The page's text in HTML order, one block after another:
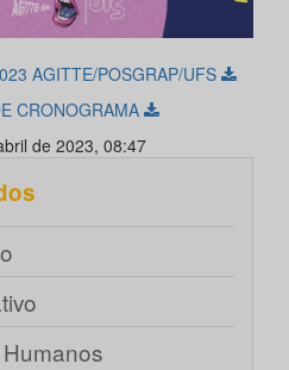
AGITTE/POSGRAP/UFS
CRONOGRAMA
de 2023, 08:47